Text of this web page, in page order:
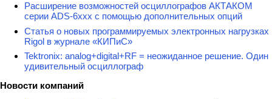
Расширение возможностей осциллографов АКТАКОМ
серии ADS-6ххх с помощью дополнительных опций
Статья о новых программируемых электронных нагрузках
Rigol в журнале «КИПиС»
Tektronix: analog+digital+RF = неожиданное решение. Один
удивительный осциллограф
Новости компаний